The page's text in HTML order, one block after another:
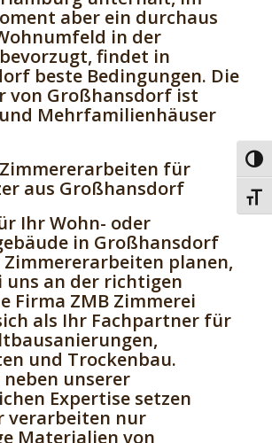
aber ein durchaus
in der
findet in
beste Bedingungen. Die
von Großhansdorf ist
Mehrfamilienhäuser
für
aus Großhansdorf
Ihr Wohn- oder
in Großhansdorf
Zimmererarbeiten planen,
uns an der richtigen
Firma ZMB Zimmerei
als Ihr Fachpartner für
und Trockenbau.
unserer
Expertise setzen
verarbeiten nur
Materialien von